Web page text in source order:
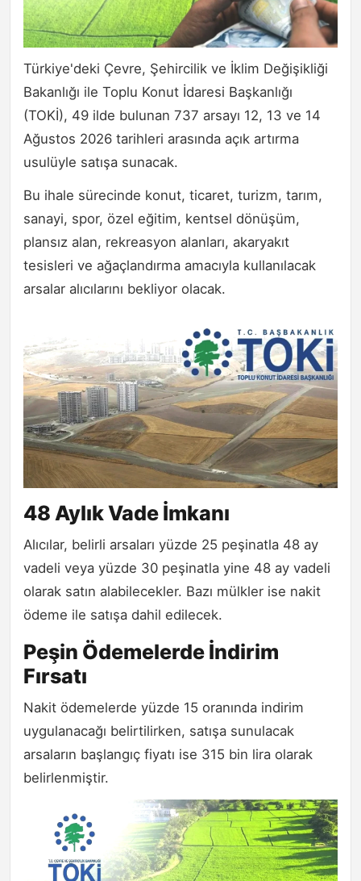
Türkiye'deki Çevre, Şehircilik ve İklim Değişikliği
Bakanlığı ile Toplu Konut İdaresi Başkanlığı
(TOKİ), 49 ilde bulunan 737 arsayı 12, 13 ve 14
Ağustos 2026 tarihleri arasında açık artırma
usulüyle satışa sunacak.
Bu ihale sürecinde konut, ticaret, turizm, tarım,
sanayi, spor, özel eğitim, kentsel dönüşüm,
plansız alan, rekreasyon alanları, akaryakıt
tesisleri ve ağaçlandırma amacıyla kullanılacak
arsalar alıcılarını bekliyor olacak.
48 Aylık Vade İmkanı
Alıcılar, belirli arsaları yüzde 25 peşinatla 48 ay
vadeli veya yüzde 30 peşinatla yine 48 ay vadeli
olarak satın alabilecekler. Bazı mülkler ise nakit
ödeme ile satışa dahil edilecek.
Peşin Ödemelerde İndirim
Fırsatı
Nakit ödemelerde yüzde 15 oranında indirim
uygulanacağı belirtilirken, satışa sunulacak
arsaların başlangıç fiyatı ise 315 bin lira olarak
belirlenmiştir.